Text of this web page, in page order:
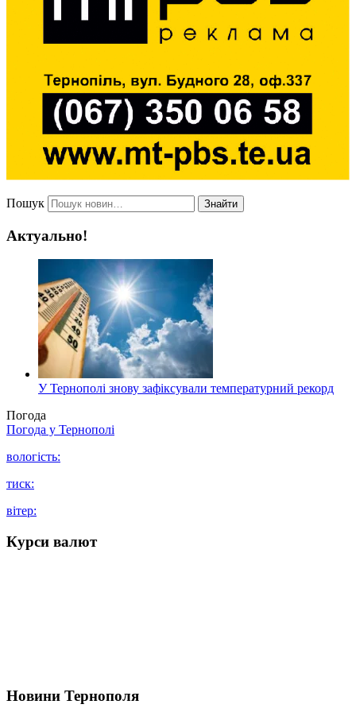
Пошук Знайти
Актуально!
У Тернополі знову зафіксували температурний рекорд
Погода
Погода у Тернополі
вологість:
тиск:
вітер:
Курси валют
Новини Тернополя